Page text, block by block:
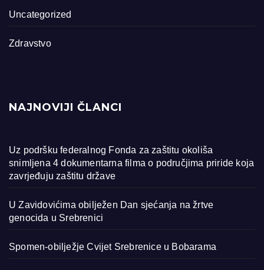
Uncategorized
Zdravstvo
NAJNOVIJI ČLANCI
Uz podršku federalnog Fonda za zaštitu okoliša
snimljena 4 dokumentarna filma o područjima priride koja
zavrjeđuju zaštitu države
U Zavidovićima obilježen Dan sjećanja na žrtve
genocida u Srebrenici
Spomen-obilježje Cvijet Srebrenice u Bobarama